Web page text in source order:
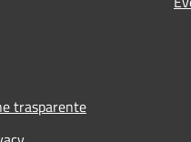
trasparente